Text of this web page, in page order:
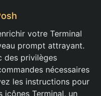
votre Terminal
prompt attrayant.
des privilèges
nécessaires
les instructions pour
Terminal, un